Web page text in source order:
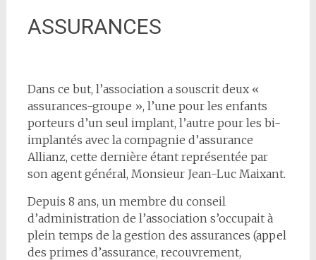
ASSURANCES
Dans ce but, l’association a souscrit deux «
assurances-groupe », l’une pour les enfants
porteurs d’un seul implant, l’autre pour les bi-
implantés avec la compagnie d’assurance
Allianz, cette dernière étant représentée par
son agent général, Monsieur Jean-Luc Maixant.
Depuis 8 ans, un membre du conseil
d’administration de l’association s’occupait à
plein temps de la gestion des assurances (appel
des primes d’assurance, recouvrement,